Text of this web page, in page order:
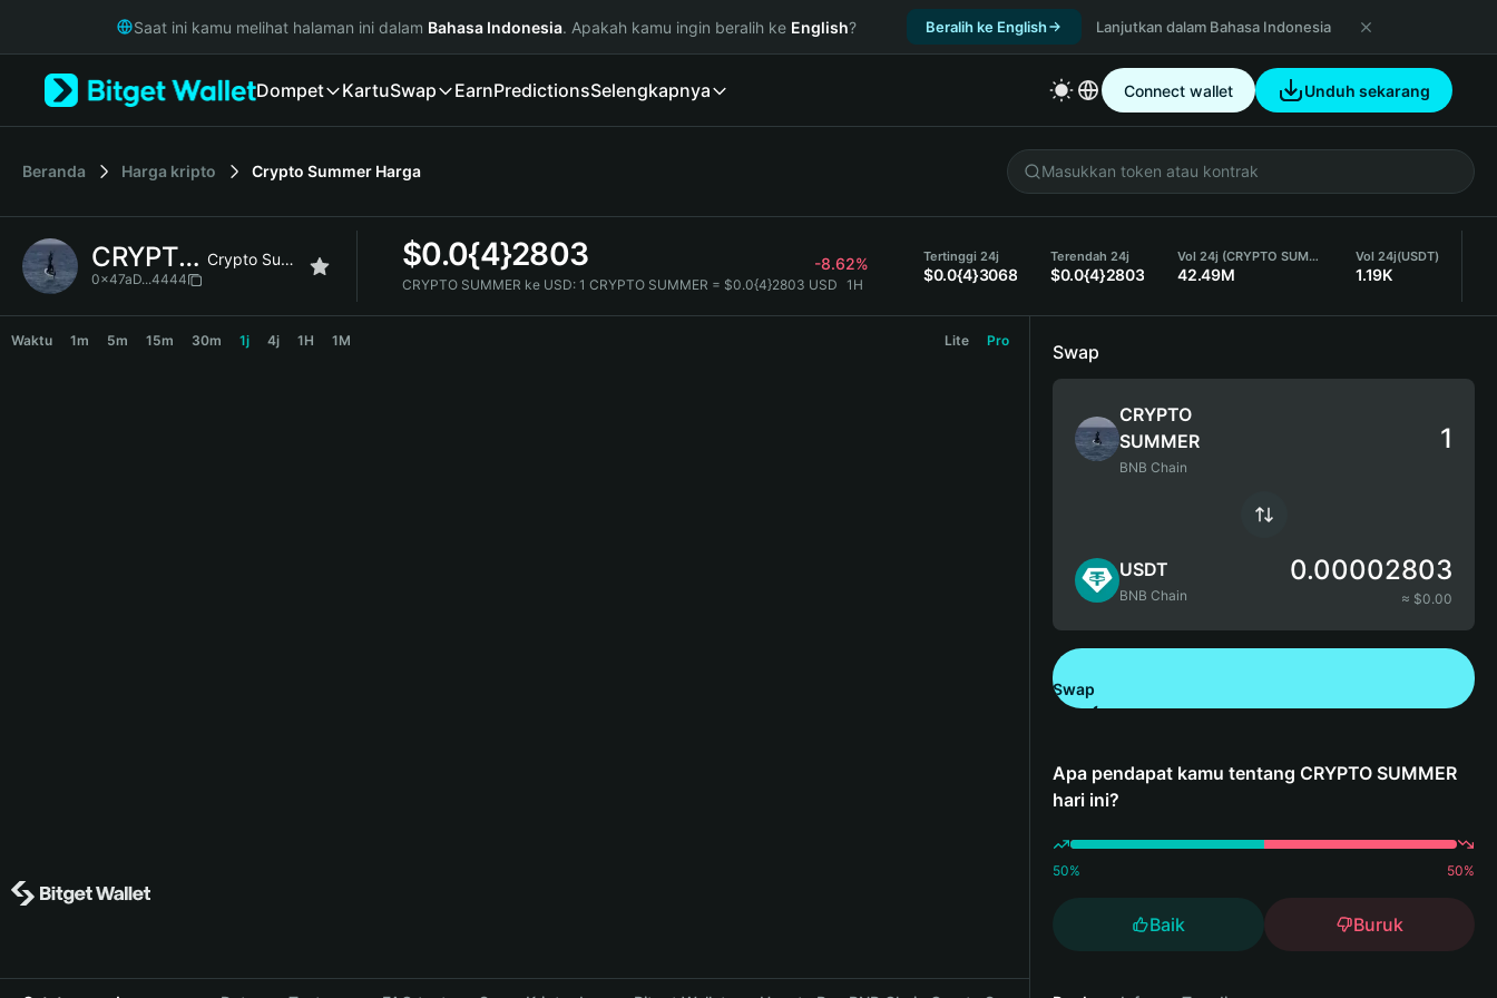
Русский
Italiano
简体中文
繁體中文
Bahasa Indonesia
Saat ini kamu melihat halaman ini dalam Bahasa Indonesia. Apakah kamu ingin beralih ke English? Beralih ke English Lanjutkan dalam Bahasa Indonesia
Dompet KartuSwap EarnPredictionsSelengkapnya Connect wallet Unduh sekarang
Beranda Harga kripto Crypto Summer Harga
CRYPTO SUMMER Crypto Summer
0x47aD...4444
$0.0{4}2803 -8.62%
CRYPTO SUMMER ke USD: 1 CRYPTO SUMMER = $0.0{4}2803 USD 1H
Tertinggi 24j
$0.0{4}3068
Terendah 24j
$0.0{4}2803
Vol 24j (CRYPTO SUMMER)
42.49M
Vol 24j(USDT)
1.19K
Waktu 1m 5m 15m 30m 1j 4j 1H 1M Lite Pro
Swap
CRYPTO
SUMMER
BNB Chain
USDT
BNB Chain
0.00002803
≈ $0.00
Swap
Apa pendapat kamu tentang CRYPTO SUMMER
hari ini?
50% 50%
Baik Buruk